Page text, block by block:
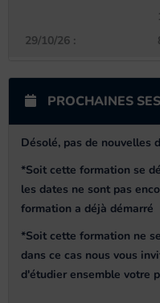
29/10/26 :
PROCHAINES
Désolé, pas de nouvelles
*Soit cette formation se
les dates ne sont pas
formation a déjà démarré
*Soit cette formation ne
dans ce cas nous vous
d'étudier ensemble votre